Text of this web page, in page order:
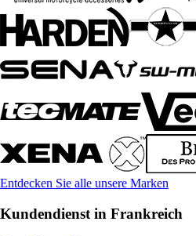
Entdecken Sie alle unsere Marken
Kundendienst in Frankreich